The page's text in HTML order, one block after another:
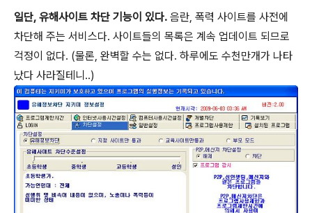
일단, 유해사이트 차단 기능이 있다. 음란, 폭력 사이트를 사전에
차단해 주는 서비스다. 사이트들의 목록은 계속 업데이트 되므로
걱정이 없다. (물론, 완벽할 수는 없다. 하루에도 수천만개가 나타
났다 사라질테니..)